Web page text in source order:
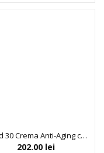
Peptid 30 Crema Anti-Aging cu Extract de Stridii Hidrolizat 5.4 %, Trimay, 50 ml
202.00 lei